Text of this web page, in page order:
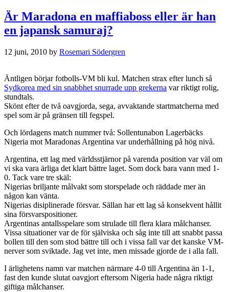
Är Maradona en maffiaboss eller är han
en japansk samuraj?
12 juni, 2010 by Rosemari Södergren
Äntligen börjar fotbolls-VM bli kul. Matchen strax efter lunch så
Sydkorea med sin snabbhet snurrade upp grekerna var riktigt rolig,
stundtals.
Skönt efter de två oavgjorda, sega, avvaktande startmatcherna med
spel som är på gränsen till fegspel.
Och lördagens match nummer två: Sollentunabon Lagerbäcks
Nigeria mot Maradonas Argentina var underhållning på hög nivå.
Argentina, ett lag med världsstjärnor på varenda position var väl om
vi ska vara ärliga det klart bättre laget. Som dock bara vann med 1-
0. Tack vare tre skäl:
Nigerias briljante målvakt som storspelade och räddade mer än
någon kan vänta.
Nigerias disiplinerade försvar. Sällan har ett lag så konsekvent hållit
sina försvarspositioner.
Argentinas antallsspelare som strulade till flera klara målchanser.
Vissa situationer var de för själviska och såg inte till att snabbt passa
bollen till den som stod bättre till och i vissa fall var det kanske VM-
nerver som sviktade. Jag vet inte, men missade gjorde de i alla fall.
I ärlighetens namn var matchen närmare 4-0 till Argentina än 1-1,
fast den kunde slutat oavgjort eftersom Nigeria hade några riktigt
giftiga målchanser.